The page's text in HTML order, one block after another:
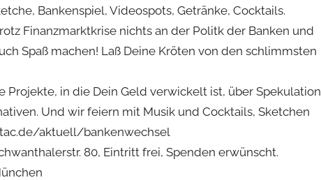
Bankenspiel, Videospots, Getränke, Cocktails.
Finanzmarktkrise nichts an der Politk der Banken und
Spaß machen! Laß Deine Kröten von den schlimmsten
in die Dein Geld verwickelt ist, über Spekulation
Und wir feiern mit Musik und Cocktails, Sketchen
aktuell/bankenwechsel
80, Eintritt frei, Spenden erwünscht.